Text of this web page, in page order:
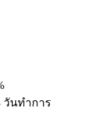
วันทำการ